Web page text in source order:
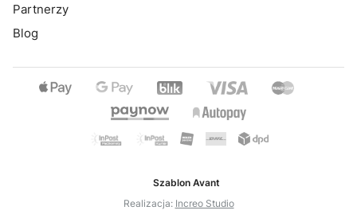
Partnerzy
Blog
Szablon Avant
Realizacja: Increo Studio